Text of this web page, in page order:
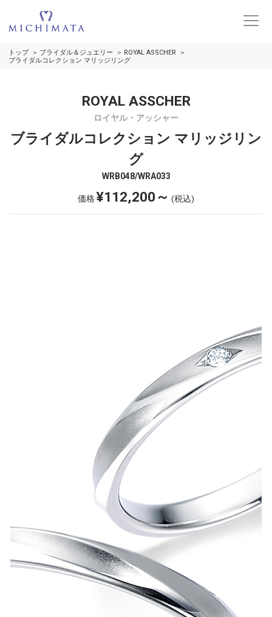
トップ ブライダル＆ジュエリー
ROYAL ASSCHER
ブライダルコレクション マリッジリング
ROYAL ASSCHER
ロイヤル・アッシャー
ブライダルコレクション マリッジリン
グ
WRB048/WRA033
価格¥112,200～ (税込)